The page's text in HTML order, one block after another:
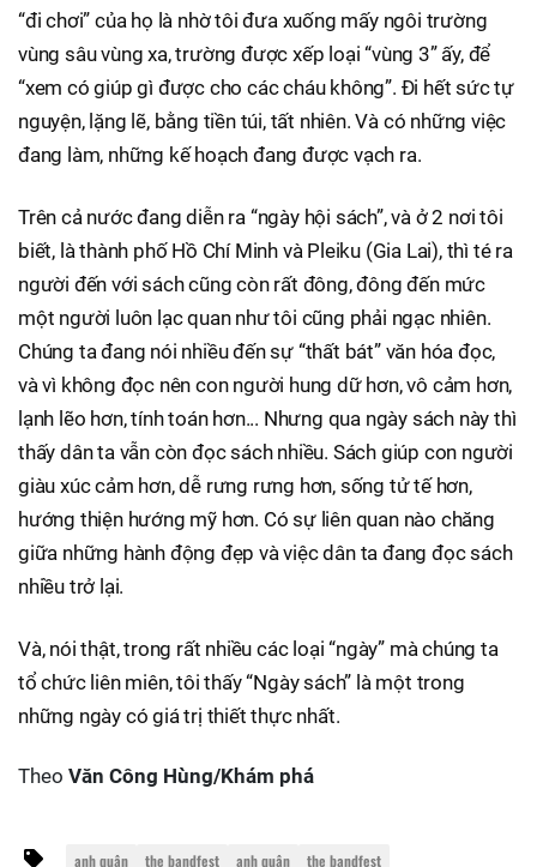
“đi chơi” của họ là nhờ tôi đưa xuống mấy ngôi trường
vùng sâu vùng xa, trường được xếp loại “vùng 3” ấy, để
“xem có giúp gì được cho các cháu không”. Đi hết sức tự
nguyện, lặng lẽ, bằng tiền túi, tất nhiên. Và có những việc
đang làm, những kế hoạch đang được vạch ra.
Trên cả nước đang diễn ra “ngày hội sách”, và ở 2 nơi tôi
biết, là thành phố Hồ Chí Minh và Pleiku (Gia Lai), thì té ra
người đến với sách cũng còn rất đông, đông đến mức
một người luôn lạc quan như tôi cũng phải ngạc nhiên.
Chúng ta đang nói nhiều đến sự “thất bát” văn hóa đọc,
và vì không đọc nên con người hung dữ hơn, vô cảm hơn,
lạnh lẽo hơn, tính toán hơn... Nhưng qua ngày sách này thì
thấy dân ta vẫn còn đọc sách nhiều. Sách giúp con người
giàu xúc cảm hơn, dễ rưng rưng hơn, sống tử tế hơn,
hướng thiện hướng mỹ hơn. Có sự liên quan nào chăng
giữa những hành động đẹp và việc dân ta đang đọc sách
nhiều trở lại.
Và, nói thật, trong rất nhiều các loại “ngày” mà chúng ta
tổ chức liên miên, tôi thấy “Ngày sách” là một trong
những ngày có giá trị thiết thực nhất.
Theo Văn Công Hùng/Khám phá
anh quân the bandfest anh quân
the bandfest